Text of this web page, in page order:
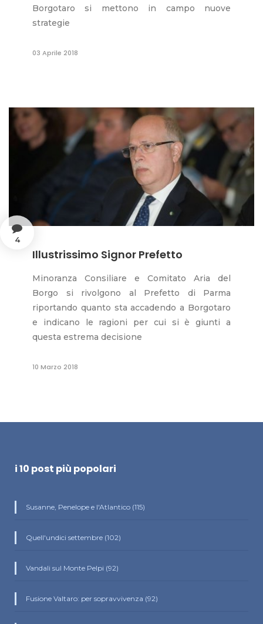
Borgotaro si mettono in campo nuove
strategie
03 Aprile 2018
4
Illustrissimo Signor Prefetto
Minoranza Consiliare e Comitato Aria del
Borgo si rivolgono al Prefetto di Parma
riportando quanto sta accadendo a Borgotaro
e indicano le ragioni per cui si è giunti a
questa estrema decisione
10 Marzo 2018
i 10 post più popolari
Susanne, Penelope e l'Atlantico (115)
Quell'undici settembre (102)
Vandali sul Monte Pelpi (92)
Fusione Valtaro: per sopravvivenza (92)